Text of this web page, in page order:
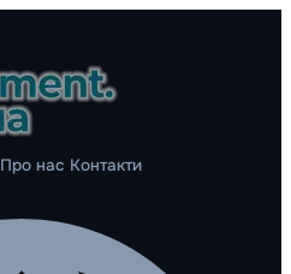
Про нас Контакти